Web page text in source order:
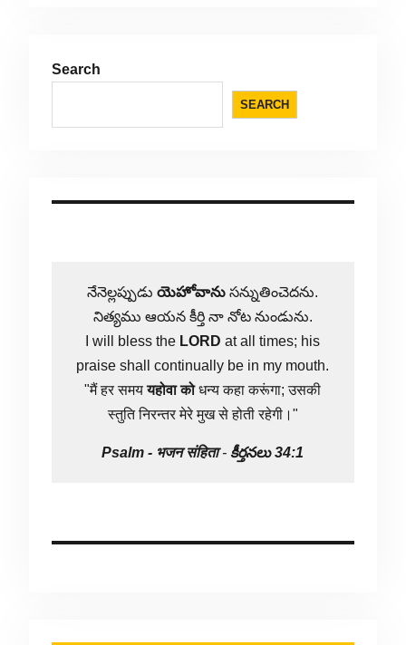
Search
SEARCH
నేనెల్లప్పుడుయెహోవాను సన్నుతించెదను.
నిత్యము ఆయన కీర్తి నా నోట నుండును.
I will bless the LORD at all times; his
praise shall continually be in my mouth.
"मैं हर समययहोवा कोधन्य कहा करूंगा; उसकी
स्तुति निरन्तर मेरे मुख से होती रहेगी।"
Psalm - भजन संहिता- కీర్తనలు 34:1